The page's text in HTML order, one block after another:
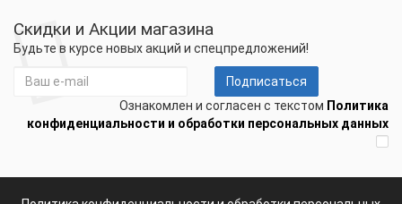
Скидки и Акции магазина
Будьте в курсе новых акций и спецпредложений!
Подписаться
Ознакомлен и согласен с текстом Политика
конфиденциальности и обработки персональных данных